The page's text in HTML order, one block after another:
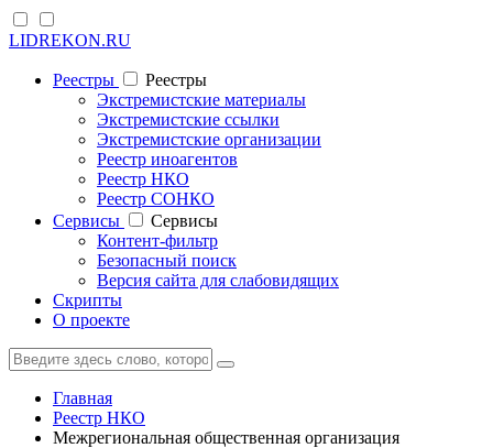
LIDREKON.RU
Реестры
Реестры
Экстремистские материалы
Экстремистские ссылки
Экстремистские организации
Реестр иноагентов
Реестр НКО
Реестр СОНКО
Cервисы
Cервисы
Контент-фильтр
Безопасный поиск
Версия сайта для слабовидящих
Скрипты
О проекте
Главная
Реестр НКО
Межрегиональная общественная организация